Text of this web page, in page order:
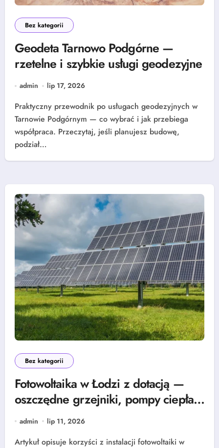
Bez kategorii
Geodeta Tarnowo Podgórne —
rzetelne i szybkie usługi geodezyjne
admin lip 17, 2026
Praktyczny przewodnik po usługach geodezyjnych w
Tarnowie Podgórnym — co wybrać i jak przebiega
współpraca. Przeczytaj, jeśli planujesz budowę,
podział…
Bez kategorii
Fotowoltaika w Łodzi z dotacją —
oszczędne grzejniki, pompy ciepła i
lampy parkingowe
admin lip 11, 2026
Artykuł opisuje korzyści z instalacji fotowoltaiki w